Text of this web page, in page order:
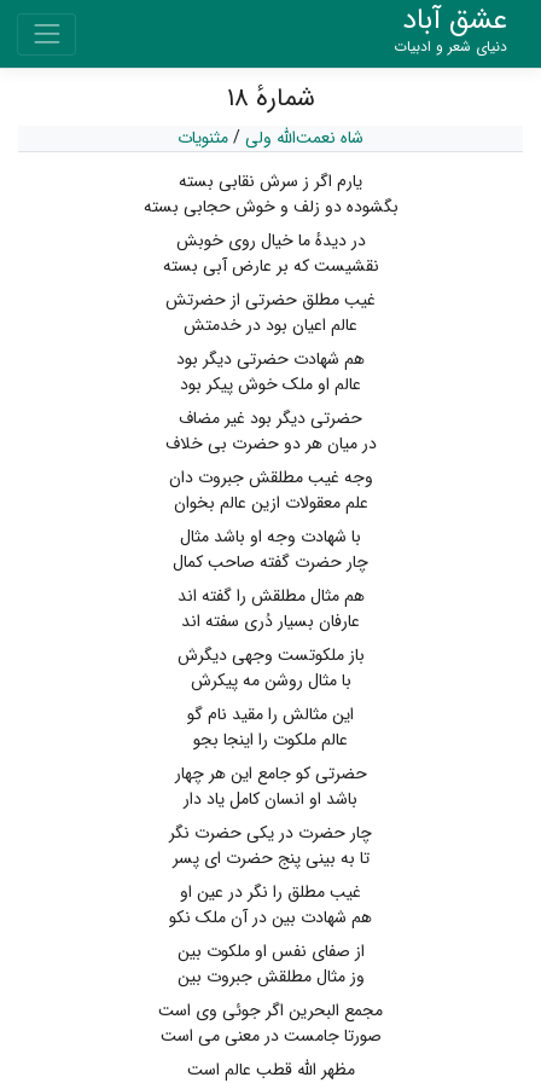
عشق آباد
دنیای شعر و ادبیات
شمارهٔ ۱۸
شاه نعمت‌الله ولی/مثنویات
یارم اگر ز سرش نقابی بسته
بگشوده دو زلف و خوش حجابی بسته
در دیدهٔ ما خیال روی خوبش
نقشیست که بر عارض آبی بسته
غیب مطلق حضرتی از حضرتش
عالم اعیان بود در خدمتش
هم شهادت حضرتی دیگر بود
عالم او ملک خوش پیکر بود
حضرتی دیگر بود غیر مضاف
در میان هر دو حضرت بی خلاف
وجه غیب مطلقش جبروت دان
علم معقولات ازین عالم بخوان
با شهادت وجه او باشد مثال
چار حضرت گفته صاحب کمال
هم مثال مطلقش را گفته اند
عارفان بسیار دُری سفته اند
باز ملکوتست وجهی دیگرش
با مثال روشن مه پیکرش
این مثالش را مقید نام گو
عالم ملکوت را اینجا بجو
حضرتی کو جامع این هر چهار
باشد او انسان کامل یاد دار
چار حضرت در یکی حضرت نگر
تا به بینی پنج حضرت ای پسر
غیب مطلق را نگر در عین او
هم شهادت بین در آن ملک نکو
از صفای نفس او ملکوت بین
وز مثال مطلقش جبروت بین
مجمع البحرین اگر جوئی وی است
صورتا جامست در معنی می است
مظهر الله قطب عالم است